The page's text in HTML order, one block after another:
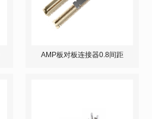
AMP板对板连接器0.8间距